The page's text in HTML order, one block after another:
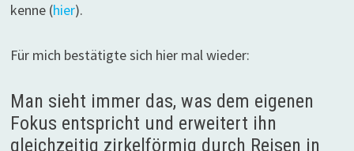
kenne (hier).
Für mich bestätigte sich hier mal wieder:
Man sieht immer das, was dem eigenen
Fokus entspricht und erweitert ihn
gleichzeitig zirkelförmig durch Reisen in